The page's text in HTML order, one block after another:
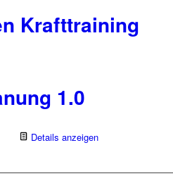
Krafttraining
1.0
Details anzeigen